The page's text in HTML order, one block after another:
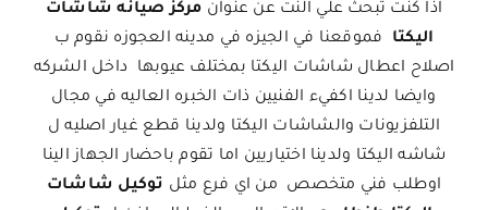
اذا كنت تبحث علي النت عن عنوان مركز صيانه شاشات
اليكتا فموقعنا في الجيزه في مدينه العجوزه نقوم ب
اصلاح اعطال شاشات اليكتا بمختلف عيوبها داخل الشركه
وايضا لدينا اكفيء الفنيين ذات الخبره العاليه في مجال
التلفزيونات والشاشات اليكتا ولدينا قطع غيار اصليه ل
شاشه اليكتا ولدينا اختياريين اما تقوم باحضار الجهاز الينا
اوطلب فني متخصص من اي فرع مثل توكيل شاشات